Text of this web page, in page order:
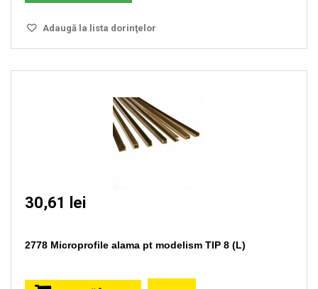
Adaugă la lista dorinţelor
30,61 lei
2778 Microprofile alama pt modelism TIP 8 (L)